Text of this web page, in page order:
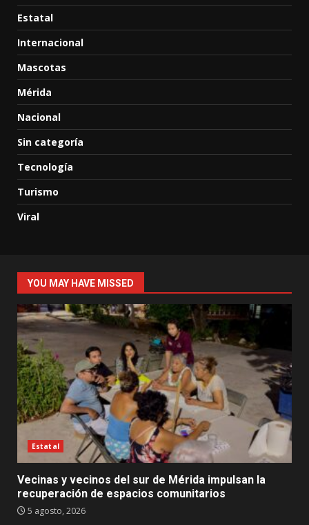
Estatal
Internacional
Mascotas
Mérida
Nacional
Sin categoría
Tecnología
Turismo
Viral
YOU MAY HAVE MISSED
Estatal
Vecinas y vecinos del sur de Mérida impulsan la
recuperación de espacios comunitarios
5 agosto, 2026